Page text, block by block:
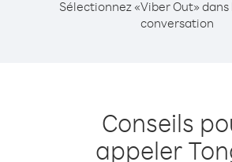
Sélectionnez «Viber Out»
conversation
Conseils
appeler